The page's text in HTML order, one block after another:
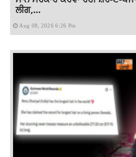
ਲੀਗ,...
Aug 08, 2026 6:26 Pm